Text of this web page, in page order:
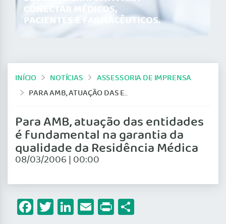
CONECTAR MÉDICOS,
PACIENTES E FARMACÊUTICOS.
INÍCIO NOTÍCIAS
ASSESSORIA DE IMPRENSA
PARA AMB, ATUAÇÃO DAS ENTIDADES É FUNDAMENTAL NA GARANTIA DA QUALIDADE DA RESIDÊNCIA MÉDICA
Para AMB, atuação das entidades
é fundamental na garantia da
qualidade da Residência Médica
08/03/2006 | 00:00
Facebook
Twitter
LinkedIn
Email
Print